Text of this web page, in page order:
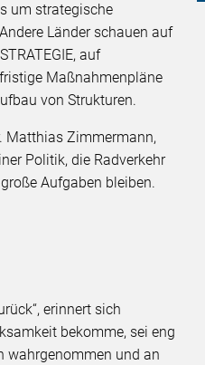
um strategische
Länder schauen auf
auf
Maßnahmenpläne
von Strukturen.
Matthias Zimmermann,
Politik, die Radverkehr
Aufgaben bleiben.
erinnert sich
bekomme, sei eng
wahrgenommen und an